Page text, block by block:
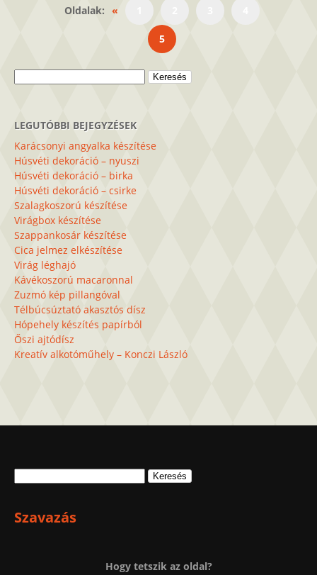
Oldalak: «
5
LEGUTÓBBI BEJEGYZÉSEK
Karácsonyi angyalka készítése
Húsvéti dekoráció – nyuszi
Húsvéti dekoráció – birka
Húsvéti dekoráció – csirke
Szalagkoszorú készítése
Virágbox készítése
Szappankosár készítése
Cica jelmez elkészítése
Virág léghajó
Kávékoszorú macaronnal
Zuzmó kép pillangóval
Télbúcsúztató akasztós dísz
Hópehely készítés papírból
Őszi ajtódísz
Kreatív alkotóműhely – Konczi László
Szavazás
Hogy tetszik az oldal?